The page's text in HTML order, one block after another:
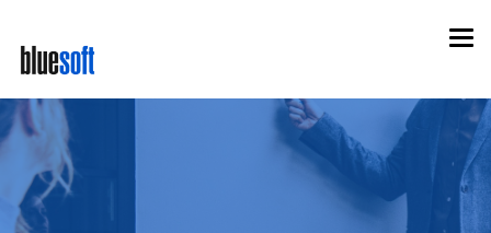
main
content